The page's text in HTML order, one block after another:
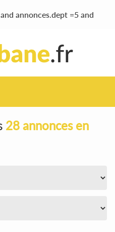
annonces.dept =5 and
28 annonces en